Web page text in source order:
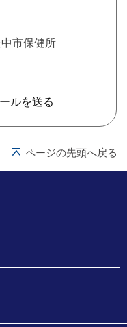
市保健所
ルを送る
ページの先頭へ戻る